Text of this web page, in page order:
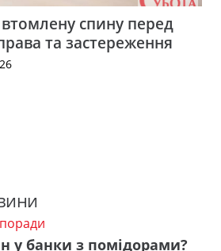
спину перед
та застереження
у банки з помідорами?